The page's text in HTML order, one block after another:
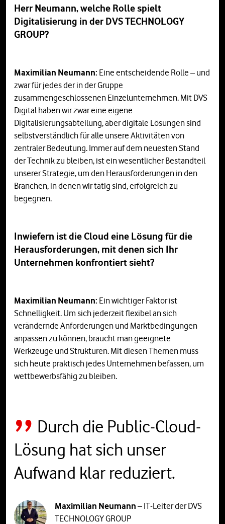
Herr Neumann, welche Rolle spielt
Digitalisierung in der DVS TECHNOLOGY
GROUP?
Maximilian Neumann: Eine entscheidende Rolle – und
zwar für jedes der in der Gruppe
zusammengeschlossenen Einzelunternehmen. Mit DVS
Digital haben wir zwar eine eigene
Digitalisierungsabteilung, aber digitale Lösungen sind
selbstverständlich für alle unsere Aktivitäten von
zentraler Bedeutung. Immer auf dem neuesten Stand
der Technik zu bleiben, ist ein wesentlicher Bestandteil
unserer Strategie, um den Herausforderungen in den
Branchen, in denen wir tätig sind, erfolgreich zu
begegnen.
Inwiefern ist die Cloud eine Lösung für die
Herausforderungen, mit denen sich Ihr
Unternehmen konfrontiert sieht?
Maximilian Neumann: Ein wichtiger Faktor ist
Schnelligkeit. Um sich jederzeit flexibel an sich
verändernde Anforderungen und Marktbedingungen
anpassen zu können, braucht man geeignete
Werkzeuge und Strukturen. Mit diesen Themen muss
sich heute praktisch jedes Unternehmen befassen, um
wettbewerbsfähig zu bleiben.
Durch die Public-Cloud-
Lösung hat sich unser
Aufwand klar reduziert.
Maximilian Neumann – IT-Leiter der DVS
TECHNOLOGY GROUP